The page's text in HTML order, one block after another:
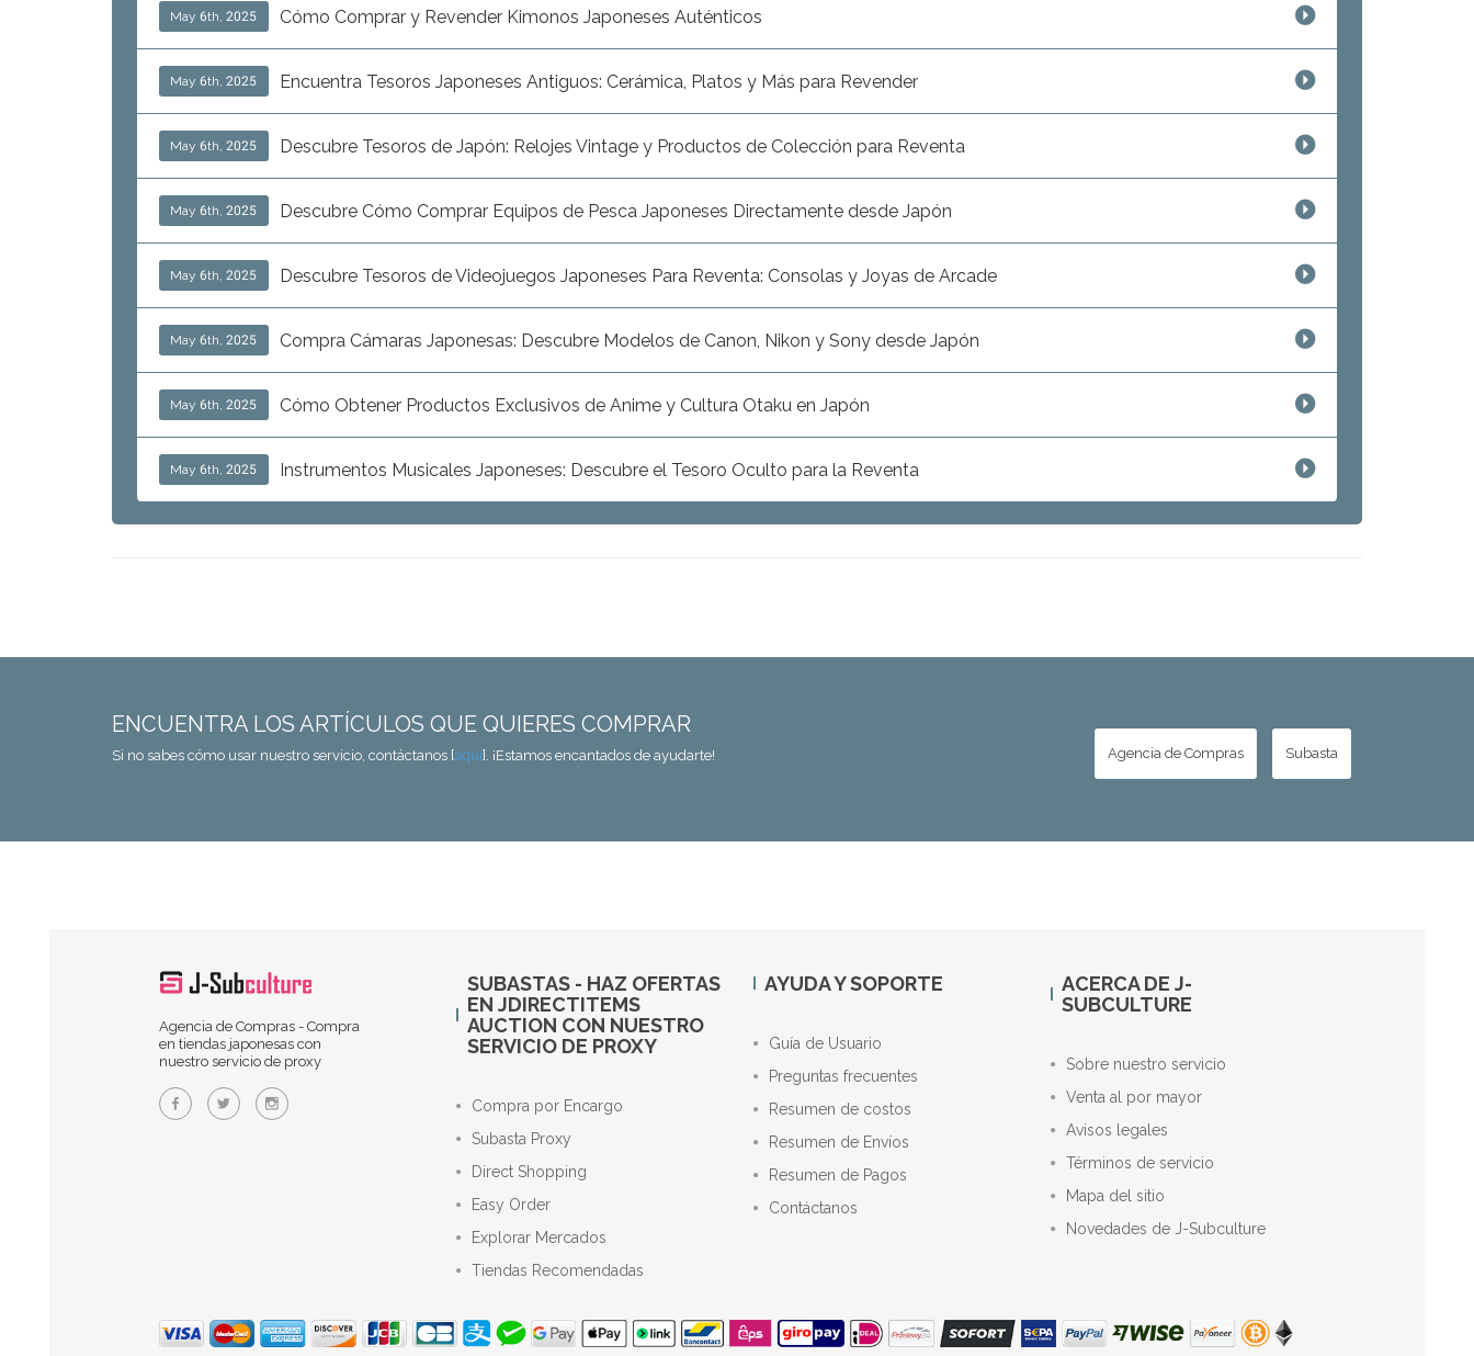
May 6th, 2025 Cómo Comprar y Revender Kimonos Japoneses Auténticos
May 6th, 2025 Encuentra Tesoros Japoneses Antiguos: Cerámica, Platos y Más para Revender
May 6th, 2025 Descubre Tesoros de Japón: Relojes Vintage y Productos de Colección para Reventa
May 6th, 2025 Descubre Cómo Comprar Equipos de Pesca Japoneses Directamente desde Japón
May 6th, 2025 Descubre Tesoros de Videojuegos Japoneses Para Reventa: Consolas y Joyas de Arcade
May 6th, 2025 Compra Cámaras Japonesas: Descubre Modelos de Canon, Nikon y Sony desde Japón
May 6th, 2025 Cómo Obtener Productos Exclusivos de Anime y Cultura Otaku en Japón
May 6th, 2025 Instrumentos Musicales Japoneses: Descubre el Tesoro Oculto para la Reventa
ENCUENTRA LOS ARTÍCULOS QUE QUIERES COMPRAR
Si no sabes cómo usar nuestro servicio, contáctanos [aquí]. ¡Estamos encantados de ayudarte! Agencia de Compras Subasta
Agencia de Compras - Compra
en tiendas japonesas con
nuestro servicio de proxy
SUBASTAS - HAZ OFERTAS
EN JDIRECTITEMS
AUCTION CON NUESTRO
SERVICIO DE PROXY
Compra por Encargo
Subasta Proxy
Direct Shopping
Easy Order
Explorar Mercados
Tiendas Recomendadas
AYUDA Y SOPORTE
Guía de Usuario
Preguntas frecuentes
Resumen de costos
Resumen de Envíos
Resumen de Pagos
Contáctanos
ACERCA DE J-
SUBCULTURE
Sobre nuestro servicio
Venta al por mayor
Avisos legales
Términos de servicio
Mapa del sitio
Novedades de J-Subculture